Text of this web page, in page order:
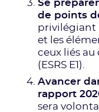
Se
de points
privilégiant
et les
ceux liés
(ESRS E1).
Avancer
rapport
sera